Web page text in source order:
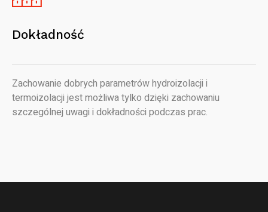
Dokładność
Zachowanie dobrych parametrów hydroizolacji i
termoizolacji jest możliwa tylko dzięki zachowaniu
szczególnej uwagi i dokładności podczas prac.